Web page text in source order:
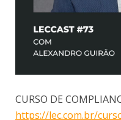
CURSO DE
https://lec.com.br/